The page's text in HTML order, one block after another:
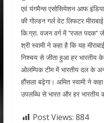
एवं यंगमैन्स एसोसियेशन आफ इंडिया
की गोल्डन गर्ल वेट लिफटर
कि.ग्रा. वजन वर्ग में ‘‘रजत पदक‘‘
श्री स्वामी ने कहा है कि यह
निश्चय से जीता हुआ हर भारतीय
ओलम्पिक टीम में भारतीय दल के
हौंसला बढ़ेगा। अमित स्वामी ने
उपलब्धि से भारत और हर भारतीय
Post Views: 884